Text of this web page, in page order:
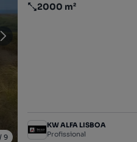
9
Preço por metro quadrado
2000 m²
KW ALFA LISBOA
Profissional